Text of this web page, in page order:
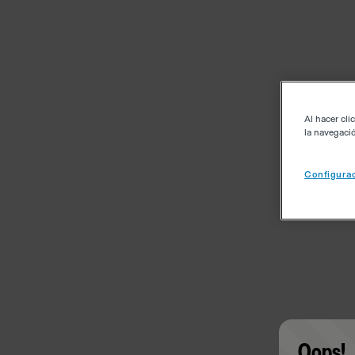
Al hacer clic
la